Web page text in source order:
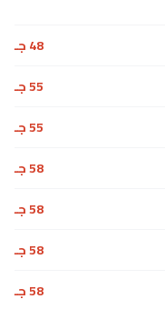
48 جـ
55 جـ
55 جـ
58 جـ
58 جـ
58 جـ
58 جـ